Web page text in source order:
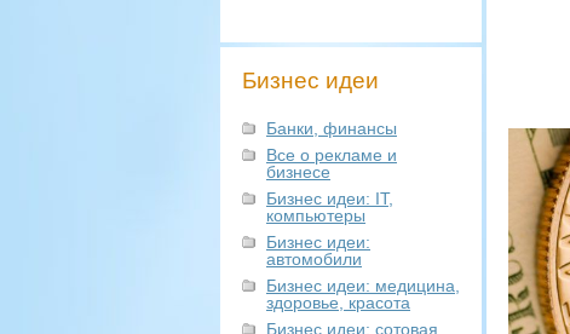
Бизнес идеи
Банки, финансы
Все о рекламе и
бизнесе
Бизнес идеи: IT,
компьютеры
Бизнес идеи:
автомобили
Бизнес идеи: медицина,
здоровье, красота
Бизнес идеи: сотовая